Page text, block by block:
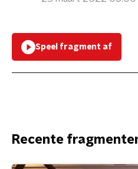
Speel fragment af
Recente